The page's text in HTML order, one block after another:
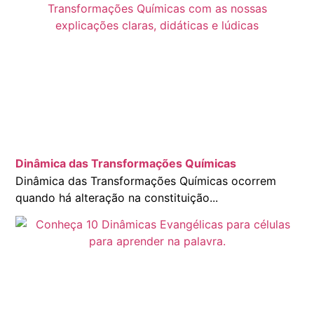
Dinâmica das Transformações Químicas
Dinâmica das Transformações Químicas ocorrem
quando há alteração na constituição...